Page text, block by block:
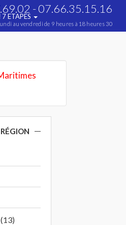
ETAPES
- 07.66.35.15.16
au vendredi de 9 heures à 18 heures 30